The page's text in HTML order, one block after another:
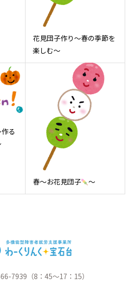
花見団子作り～春の季節を
楽しむ～
る
春～お花見団子 ～
7939（8：45～17：15）